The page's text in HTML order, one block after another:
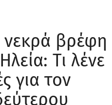
νεκρά βρέφη
Τι λένε
για τον